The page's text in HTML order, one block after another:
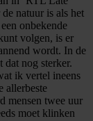
natuur is als het
onbekende
volgen, is er
wordt. In de
dat nog sterker.
ik vertel ineens
allerbeste
mensen twee uur
moet klinken